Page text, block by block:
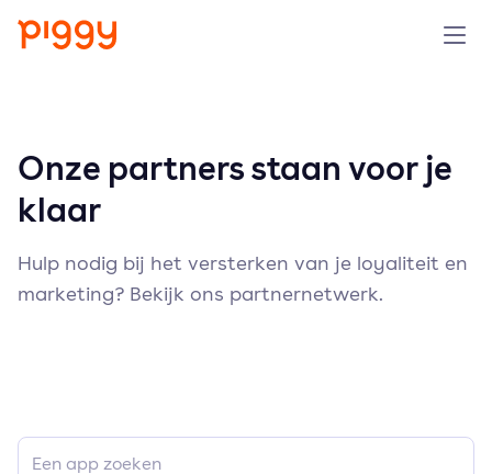
Platform
Resources
Prijzen
Onze partners staan voor je
klaar
Hulp nodig bij het versterken van je loyaliteit en
marketing? Bekijk ons partnernetwerk.